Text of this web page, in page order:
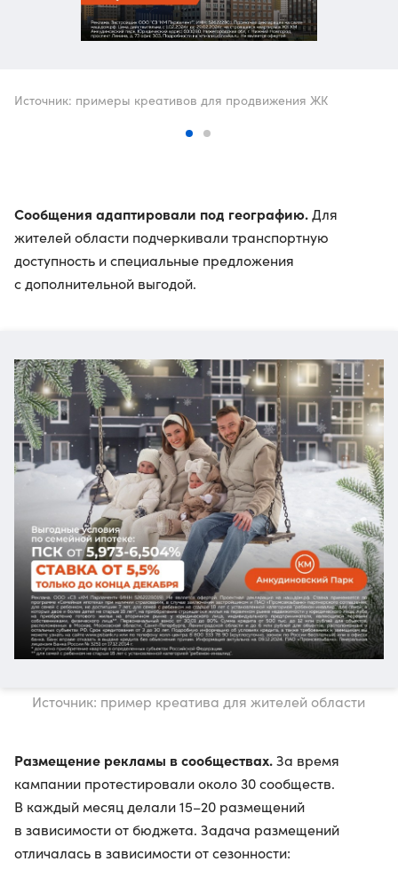
Источник: примеры креативов для продвижения ЖК
Сообщения адаптировали под географию.Для
жителей области подчеркивали транспортную
доступность и специальные предложения
с дополнительной выгодой.
Источник: пример креатива для жителей области
Размещение рекламы в сообществах.За время
кампании протестировали около 30 сообществ.
В каждый месяц делали 15–20 размещений
в зависимости от бюджета. Задача размещений
отличалась в зависимости от сезонности: